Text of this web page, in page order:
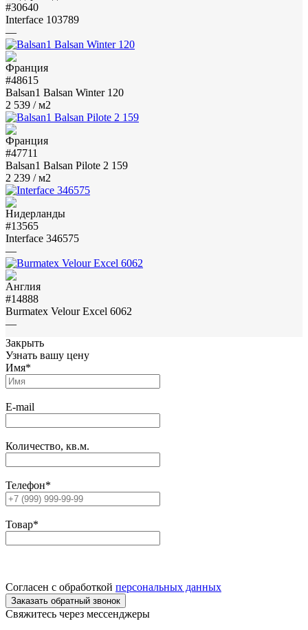
#30640
Interface 103789
—
#48615
Balsan1 Balsan Winter 120
2 539 / м2
#47711
Balsan1 Balsan Pilote 2 159
2 239 / м2
#13565
Interface 346575
—
#14888
Burmatex Velour Excel 6062
—
Закрыть
Узнать вашу цену
Имя*
E-mail
Количество, кв.м.
Телефон*
Товар*
Согласен с обработкой персональных данных
Свяжитесь через мессенджеры